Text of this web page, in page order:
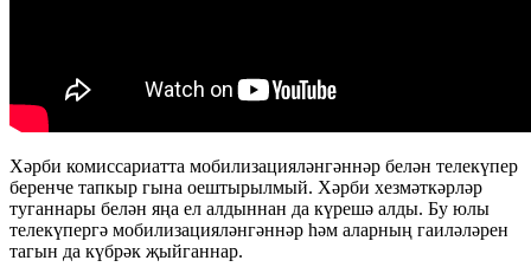
Хәрби комиссариатта мобилизацияләнгәннәр белән телекүпер
беренче тапкыр гына оештырылмый. Хәрби хезмәткәрләр
туганнары белән яңа ел алдыннан да күрешә алды. Бу юлы
телекүпергә мобилизацияләнгәннәр һәм аларның гаиләләрен
тагын да күбрәк җыйганнар.